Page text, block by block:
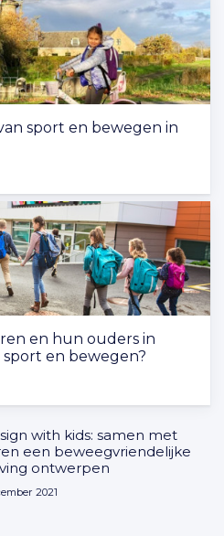
sport en bewegen in
en hun ouders in
en bewegen?
with kids: samen met
een beweegvriendelijke
ontwerpen
2021